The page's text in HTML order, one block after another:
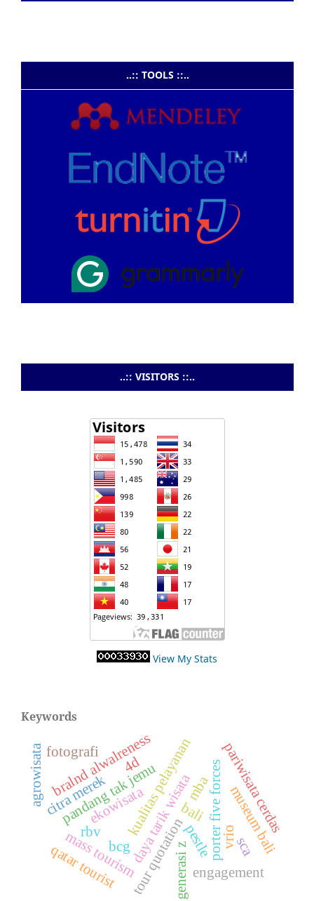
..:: TOOLS ::..
..:: VISITORS ::..
View My Stats
Keywords
mass tourismtour quotation
pandang tak jemudaya tarik wisata
bcg pestleporter five forces
qatar tourist
kualitas pelayanan pariwisata cerdas
4d
bralnd alwalreness
museum bali
generasi z engagement
bali
agrowisatacitra merek mba
fotografi
rbv vriosca
ekowisata